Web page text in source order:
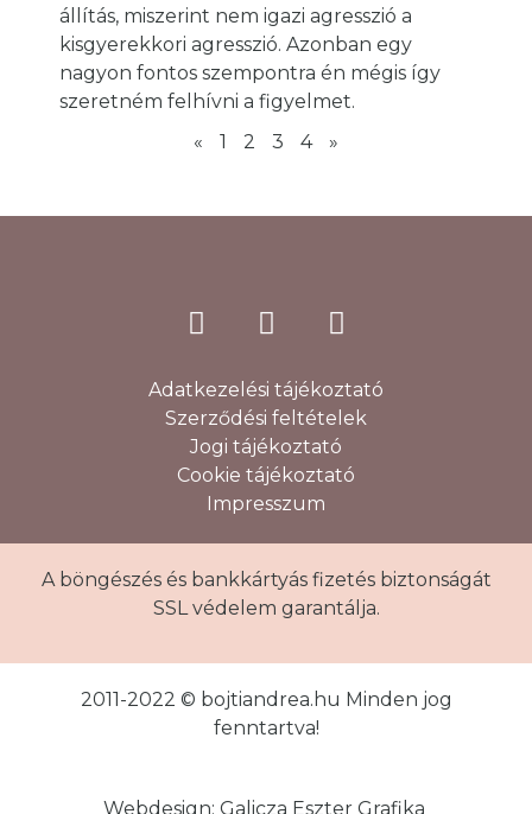
állítás, miszerint nem igazi agresszió a
kisgyerekkori agresszió. Azonban egy
nagyon fontos szempontra én mégis így
szeretném felhívni a figyelmet.
«
1 2 3 4 »
Adatkezelési tájékoztató
Szerződési feltételek
Jogi tájékoztató
Cookie tájékoztató
Impresszum
A böngészés és bankkártyás fizetés biztonságát
SSL védelem garantálja.
2011-2022 © bojtiandrea.hu Minden jog
fenntartva!
Webdesign: Galicza Eszter Grafika